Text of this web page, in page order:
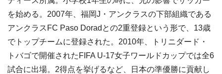
を始める。2007年、福岡J・アンクラスの下部組織である
アンクラスFC Paso Doradとの2重登録という形で、13歳
でトップチームに登録された。2010年、トリニダード・
トバゴで開催されたFIFA U-17女子ワールドカップでは全6
試合に出場。2得点を挙げるなど、日本の準優勝に貢献し